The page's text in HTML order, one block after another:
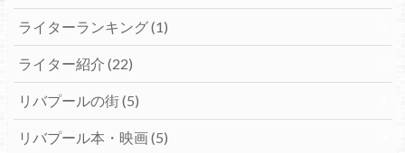
ライターランキング(1)
ライター紹介 (22)
リバプールの街(5)
リバプール本・映画(5)